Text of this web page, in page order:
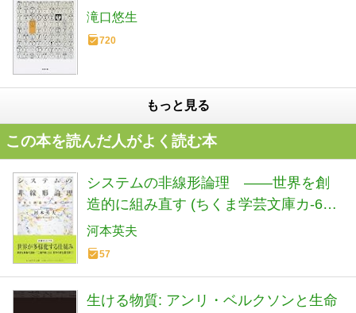
滝口悠生
720
もっと見る
この本を読んだ人がよく読む本
システムの非線形論理 ――世界を創
造的に組み直す (ちくま学芸文庫カ-64-
1)
河本英夫
57
生ける物質: アンリ・ベルクソンと生命